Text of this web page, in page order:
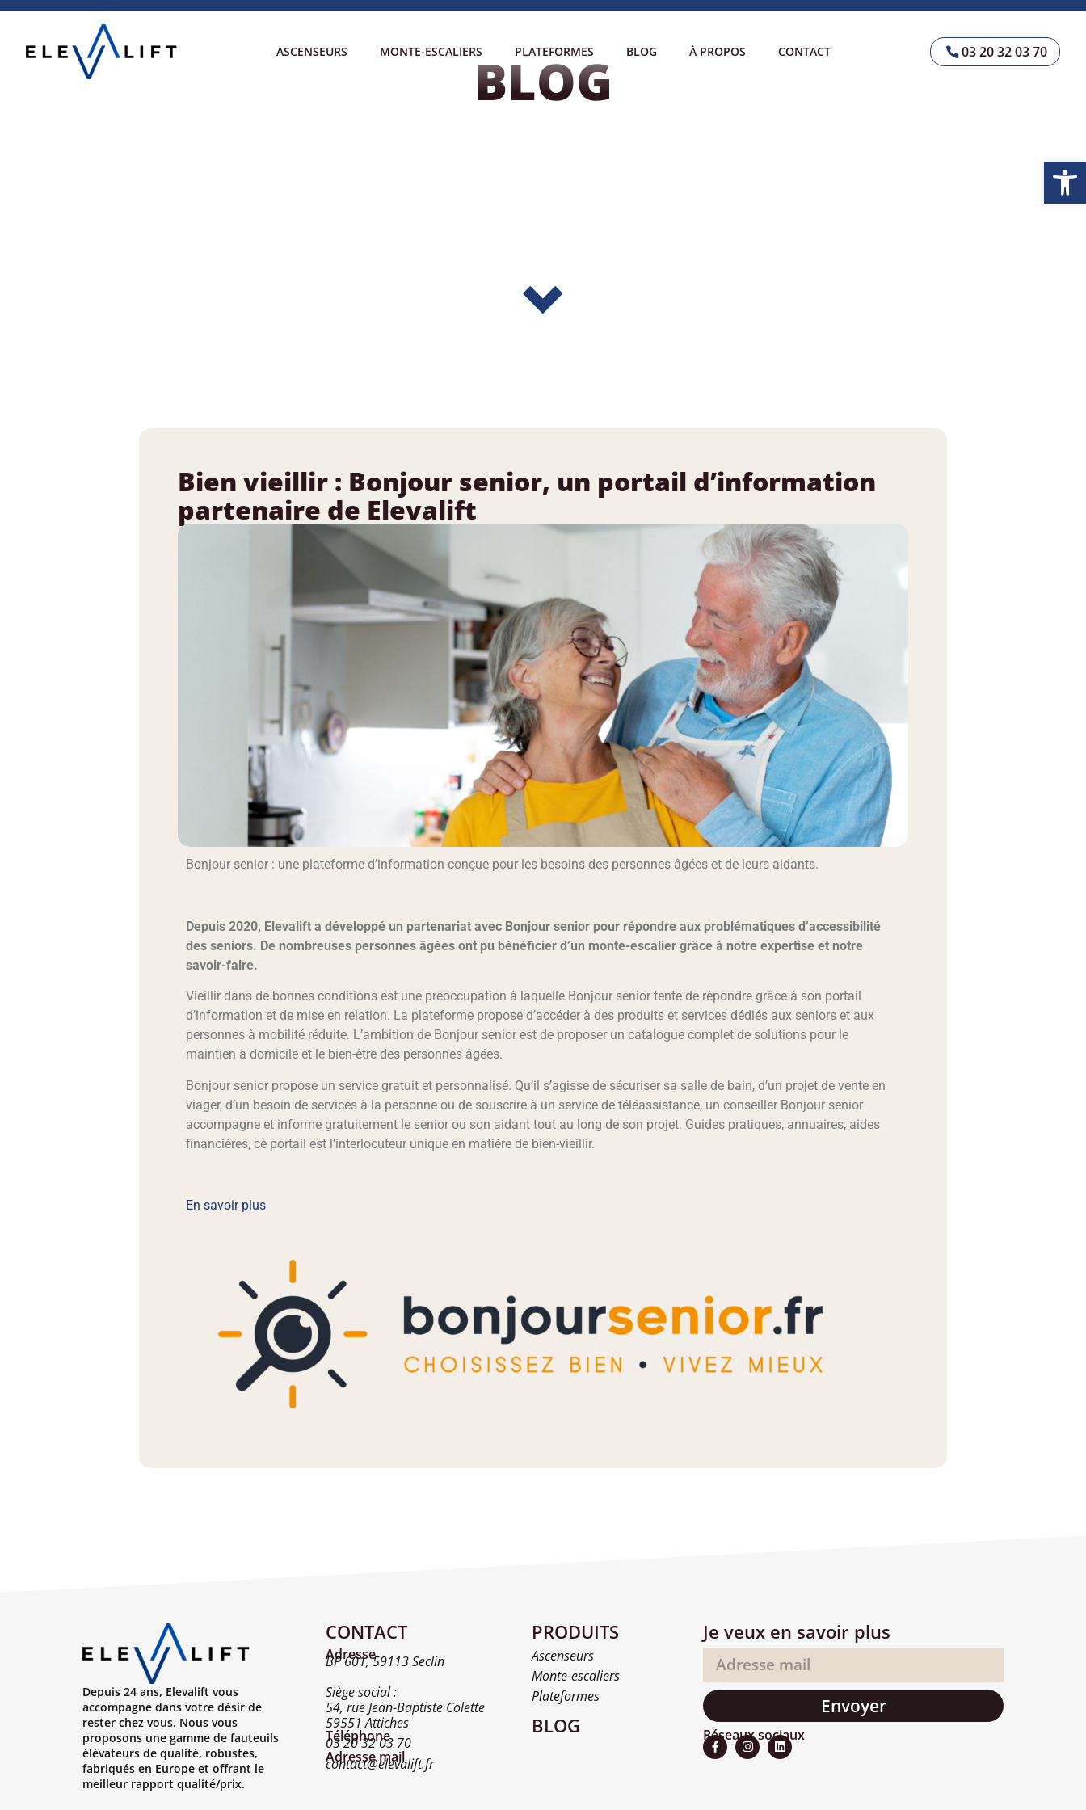
ASCENSEURS MONTE-ESCALIERS PLATEFORMES BLOG À PROPOS CONTACT 03 20 32 03 70
BLOG
Bien vieillir : Bonjour senior, un portail d’information
partenaire de Elevalift
Bonjour senior : une plateforme d’information conçue pour les besoins des personnes âgées et de leurs aidants.
Depuis 2020, Elevalift a développé un partenariat avec Bonjour senior pour répondre aux problématiques d’accessibilité
des seniors. De nombreuses personnes âgées ont pu bénéficier d’un monte-escalier grâce à notre expertise et notre
savoir-faire.
Vieillir dans de bonnes conditions est une préoccupation à laquelle Bonjour senior tente de répondre grâce à son portail
d’information et de mise en relation. La plateforme propose d’accéder à des produits et services dédiés aux seniors et aux
personnes à mobilité réduite. L’ambition de Bonjour senior est de proposer un catalogue complet de solutions pour le
maintien à domicile et le bien-être des personnes âgées.
Bonjour senior propose un service gratuit et personnalisé. Qu’il s’agisse de sécuriser sa salle de bain, d’un projet de vente en
viager, d’un besoin de services à la personne ou de souscrire à un service de téléassistance, un conseiller Bonjour senior
accompagne et informe gratuitement le senior ou son aidant tout au long de son projet. Guides pratiques, annuaires, aides
financières, ce portail est l’interlocuteur unique en matière de bien-vieillir.
En savoir plus
Depuis 24 ans, Elevalift vous
accompagne dans votre désir de
rester chez vous. Nous vous
proposons une gamme de fauteuils
élévateurs de qualité, robustes,
fabriqués en Europe et offrant le
meilleur rapport qualité/prix.
CONTACT
Adresse
BP 601, 59113 Seclin
Siège social :
54, rue Jean-Baptiste Colette
59551 Attiches
Téléphone
03 20 32 03 70
Adresse mail
contact@elevalift.fr
PRODUITS
Ascenseurs
Monte-escaliers
Plateformes
BLOG
Je veux en savoir plus
Envoyer
Réseaux sociaux
Ouvrir